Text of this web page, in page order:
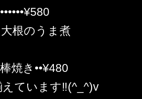
根のうま煮
焼き••¥480
ています‼️(^_^)v